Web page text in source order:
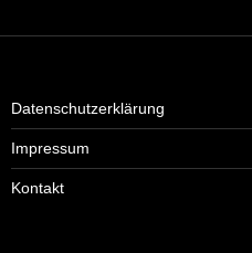
Datenschutzerklärung
Impressum
Kontakt